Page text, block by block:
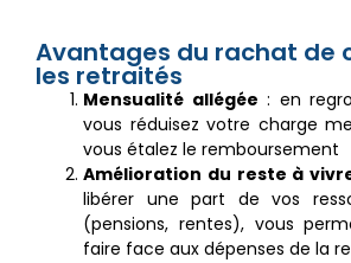
Avantages du rachat de
les retraités
Mensualité allégée : en
vous réduisez votre charge
vous étalez le remboursement
Amélioration du reste à
libérer une part de vos
(pensions, rentes), vous
faire face aux dépenses de la